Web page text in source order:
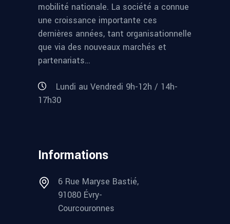
mobilité nationale. La société a connue
une croissance importante ces
dernières années, tant organisationnelle
que via des nouveaux marchés et
partenariats…
Lundi au Vendredi 9h-12h / 14h-
17h30
Informations
6 Rue Maryse Bastié,
91080 Évry-
Courcouronnes